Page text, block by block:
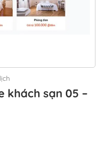
khách sạn 05 –